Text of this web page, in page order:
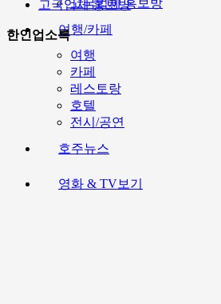
고국업체 홍보방
여행/카페
여행
카페
레스토랑
호텔
전시/공연
호주뉴스
영화 & TV보기
고국업체 홍보방
한인업소록